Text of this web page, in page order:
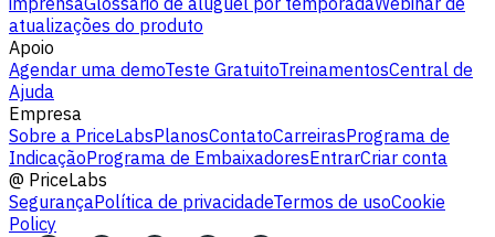
atualizações do produto
Apoio
Agendar uma demoTeste GratuitoTreinamentosCentral de
Ajuda
Empresa
Sobre a PriceLabsPlanosContatoCarreirasPrograma de
IndicaçãoPrograma de EmbaixadoresEntrarCriar conta
@ PriceLabs
SegurançaPolítica de privacidadeTermos de usoCookie
Policy